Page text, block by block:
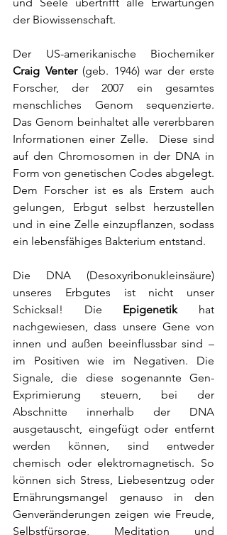
und Seele übertrifft alle Erwartungen
der Biowissenschaft.
Craig Venter (geb. 1946) war der erste
Forscher, der 2007 ein gesamtes
menschliches Genom sequenzierte.
Das Genom beinhaltet alle vererbbaren
Informationen einer Zelle.  Diese sind
auf den Chromosomen in der DNA in
Form von genetischen Codes abgelegt.
Dem Forscher ist es als Erstem auch
gelungen, Erbgut selbst herzustellen
und in eine Zelle einzupflanzen, sodass
ein lebensfähiges Bakterium entstand.
Die DNA (Desoxyribonukleinsäure)
unseres Erbgutes ist nicht unser
Schicksal! Die Epigenetik hat
nachgewiesen, dass unsere Gene von
innen und außen beeinflussbar sind –
im Positiven wie im Negativen. Die
Signale, die diese sogenannte Gen-
Exprimierung steuern, bei der
Abschnitte innerhalb der DNA
ausgetauscht, eingefügt oder entfernt
werden können, sind entweder
chemisch oder elektromagnetisch. So
können sich Stress, Liebesentzug oder
Ernährungsmangel genauso in den
Genveränderungen zeigen wie Freude,
Selbstfürsorge, Meditation und